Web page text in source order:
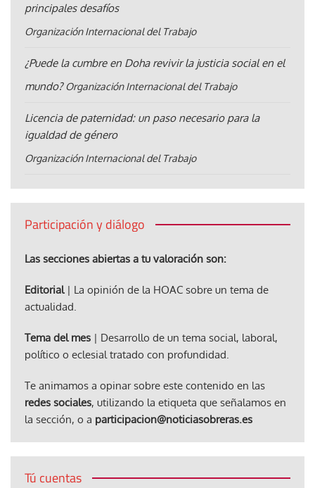
principales desafíos
Organización Internacional del Trabajo
¿Puede la cumbre en Doha revivir la justicia social en el
mundo? Organización Internacional del Trabajo
Licencia de paternidad: un paso necesario para la
igualdad de género
Organización Internacional del Trabajo
Participación y diálogo
Las secciones abiertas a tu valoración son:
Editorial| La opinión de la HOAC sobre un tema de
actualidad.
Tema del mes | Desarrollo de un tema social, laboral,
político o eclesial tratado con profundidad.
Te animamos a opinar sobre este contenido en las
redes sociales, utilizando la etiqueta que señalamos en
la sección, o a participacion@noticiasobreras.es
Tú cuentas